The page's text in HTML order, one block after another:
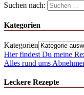
Suchen nach:
Kategorien
Kategorien
Hier findest Du meine
Alles rund ums
Leckere Rezepte